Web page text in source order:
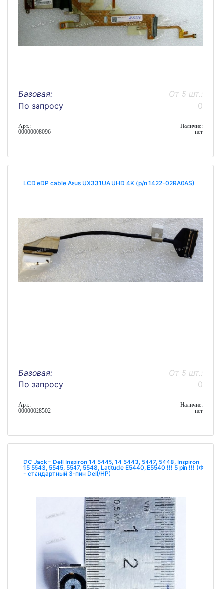
Базовая:
По запросу
От 5 шт.:
0
Арт.:
00000008096
Наличие:
нет
LCD eDP cable Asus UX331UA UHD 4K (p/n 1422-02RA0AS)
Базовая:
По запросу
От 5 шт.:
0
Арт.:
00000028502
Наличие:
нет
DC Jack= Dell Inspiron 14 5445, 14 5443, 5447, 5448, Inspiron
15 5543, 5545, 5547, 5548, Latitude E5440, E5540 !!! 5 pin !!! (Ф
- стандартный 3-пин Dell/HP)